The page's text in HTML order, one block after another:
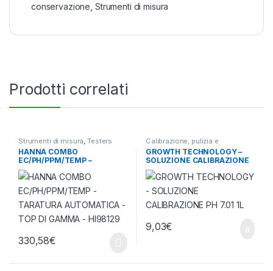
conservazione Strumenti di misura
Prodotti correlati
Strumenti di misura ,Testers
termometri e igrometri
HANNA COMBO
EC/PH/PPM/TEMP –
TARATURA AUTOMATICA –
TOP DI GAMMA – HI98129
330,58€
Calibrazione, pulizia e
conservazione,Strumenti di
misura
GROWTH TECHNOLOGY –
SOLUZIONE CALIBRAZIONE
PH 7.01 1L
9,03€